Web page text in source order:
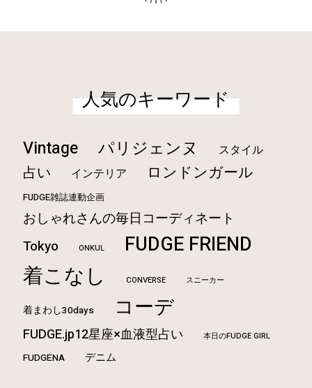
人気のキーワード
Vintage パリジェンヌ スタイル
占い インテリア ロンドンガール
FUDGE雑誌連動企画
おしゃれさんの毎日コーディネート
Tokyo
ONKUL FUDGE FRIEND
着こなし CONVERSE スニーカー
着まわし30days コーデ
FUDGE.jp12星座×血液型占い 本日のFUDGE GIRL
FUDGENA デニム